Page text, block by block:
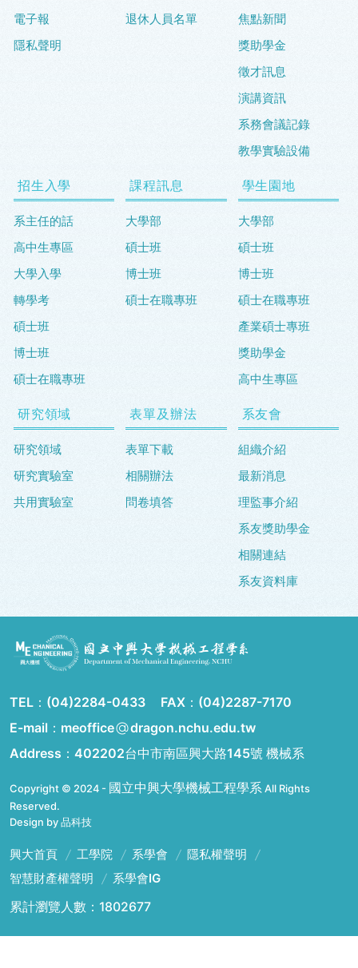
電子報
隱私聲明
退休人員名單
焦點新聞
獎助學金
徵才訊息
演講資訊
系務會議記錄
教學實驗設備
招生入學
系主任的話
高中生專區
大學入學
轉學考
碩士班
博士班
碩士在職專班
課程訊息
大學部
碩士班
博士班
碩士在職專班
學生園地
大學部
碩士班
博士班
碩士在職專班
產業碩士專班
獎助學金
高中生專區
研究領域
研究領域
研究實驗室
共用實驗室
表單及辦法
表單下載
相關辦法
問卷填答
系友會
組織介紹
最新消息
理監事介紹
系友獎助學金
相關連結
系友資料庫
TEL： (04)2284-0433 FAX： (04)2287-7170
E-mail：meoffice
dragon.nchu.edu.tw
Address： 402202台中市南區興大路145號 機械系
Copyright © 2024 - 國立中興大學機械工程學系All Rights
Reserved.
Design by 品科技
興大首頁 工學院 系學會
隱私權聲明
智慧財產權聲明
系學會IG
累計瀏覽人數：1802677